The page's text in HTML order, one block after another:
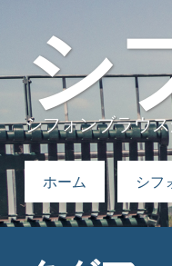
シ
シフォンブラウ
検索:
ホーム
シフ